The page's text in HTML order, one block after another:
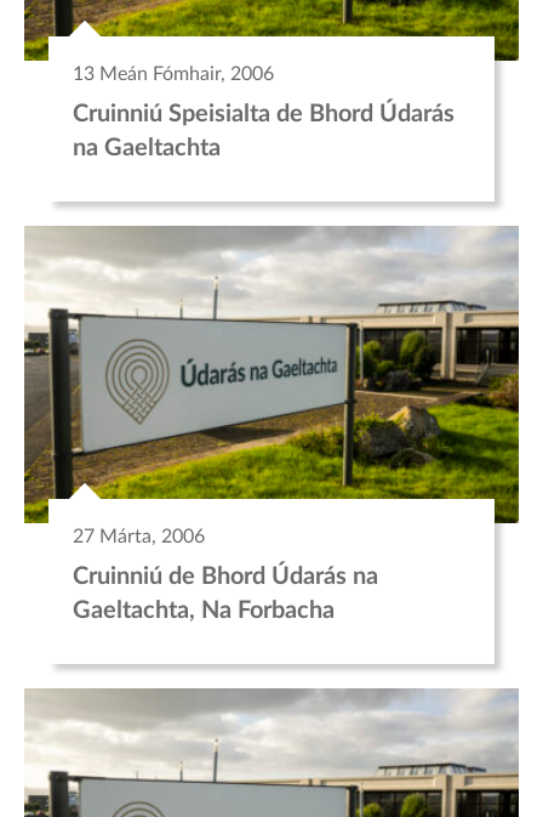
13 Meán Fómhair, 2006
Cruinniú Speisialta de Bhord Údarás
na Gaeltachta
27 Márta, 2006
Cruinniú de Bhord Údarás na
Gaeltachta, Na Forbacha